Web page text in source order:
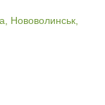
Нововолинськ,